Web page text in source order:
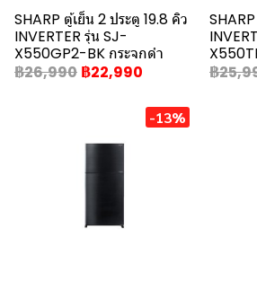
SHARP ตู้เย็น 2 ประตู 19.8 คิว
INVERTER รุ่น SJ-
X550GP2-BK กระจกดำ
฿26,990 ฿22,990
฿
-13%